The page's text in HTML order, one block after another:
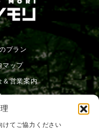
けてご協力ください
プラン
マップ
＆営業案内
アクセス
ゲンノモリとは？